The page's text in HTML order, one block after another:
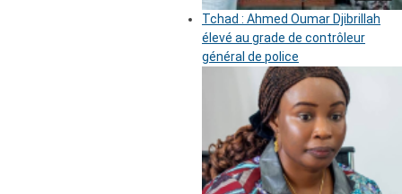
Tchad : Ahmed Oumar Djibrillah
élevé au grade de contrôleur
général de police